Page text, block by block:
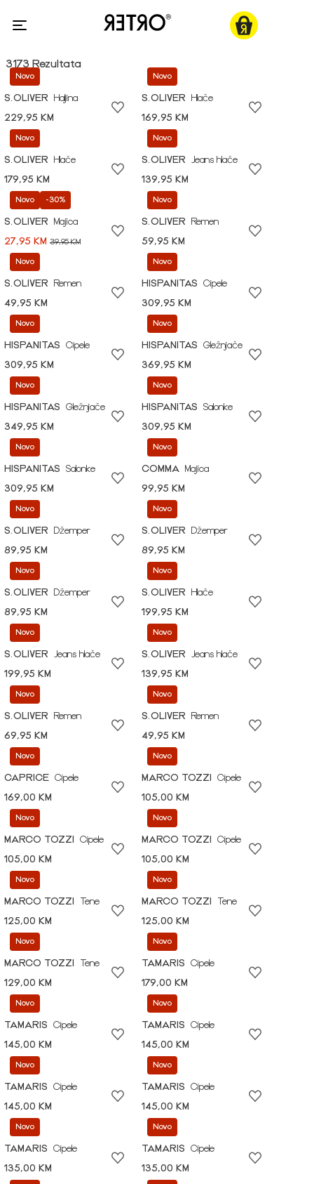
3173 Rezultata
Novo
S.OLIVER
Haljina
229,95 KM
Novo
S.OLIVER
Hlače
169,95 KM
Novo
S.OLIVER
Hlače
179,95 KM
Novo
S.OLIVER
Jeans hlače
139,95 KM
Novo -30%
S.OLIVER
Majica
27,95 KM 39,95 KM
Novo
S.OLIVER
Remen
59,95 KM
Novo
S.OLIVER
Remen
49,95 KM
Novo
HISPANITAS
Cipele
309,95 KM
Novo
HISPANITAS
Cipele
309,95 KM
Novo
HISPANITAS
Gležnjače
369,95 KM
Novo
HISPANITAS
Gležnjače
349,95 KM
Novo
HISPANITAS
Salonke
309,95 KM
Novo
HISPANITAS
Salonke
309,95 KM
Novo
COMMA
Majica
99,95 KM
Novo
S.OLIVER
Džemper
89,95 KM
Novo
S.OLIVER
Džemper
89,95 KM
Novo
S.OLIVER
Džemper
89,95 KM
Novo
S.OLIVER
Hlače
199,95 KM
Novo
S.OLIVER
Jeans hlače
199,95 KM
Novo
S.OLIVER
Jeans hlače
139,95 KM
Novo
S.OLIVER
Remen
69,95 KM
Novo
S.OLIVER
Remen
49,95 KM
Novo
CAPRICE Cipele
169,00 KM
Novo
MARCO TOZZI
Cipele
105,00 KM
Novo
MARCO TOZZI
Cipele
105,00 KM
Novo
MARCO TOZZI
Cipele
105,00 KM
Novo
MARCO TOZZI
Tene
125,00 KM
Novo
MARCO TOZZI
Tene
125,00 KM
Novo
MARCO TOZZI
Tene
129,00 KM
Novo
TAMARIS
Cipele
179,00 KM
Novo
TAMARIS
Cipele
145,00 KM
Novo
TAMARIS
Cipele
145,00 KM
Novo
TAMARIS
Cipele
145,00 KM
Novo
TAMARIS
Cipele
145,00 KM
Novo
TAMARIS
Cipele
135,00 KM
Novo
TAMARIS
Cipele
135,00 KM